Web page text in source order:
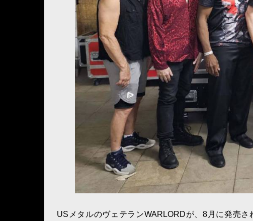
USメタルのヴェテランWARLORDが、8月に発売